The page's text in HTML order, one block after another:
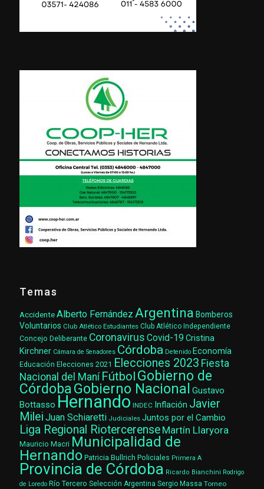
Temas
AccidenteAlberto Fernández Argentina Bomberos
Voluntarios Club Atlético Estudiantes Club Atlético Independiente
Concejo Deliberante Coronavirus Covid-19 Cristina
Kirchner Cámara de Senadores Córdoba Detenido Economía
Educación Elecciones 2021 Elecciones 2023 Fiesta
Nacional del Maní Fútbol Gobierno de
CórdobaGobierno Nacional Gustavo
Bottasso Hernando INDEC Inflación Javier
Milei Juan Schiaretti Judiciales Juntos por el Cambio
Liga Regional Riotercerense Martín Llaryora
Mauricio Macri Municipalidad de
Hernando Patricia Bullrich Policiales Primera A
Provincia de Córdoba Ricardo Bianchini Rodrigo
de Loredo Río Tercero Selección Argentina Sergio Massa Torneo